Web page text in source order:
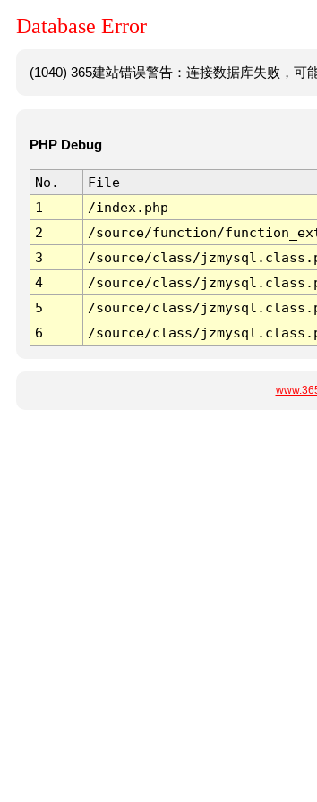
Database Error
(1040) 365建站错误警告：连接数据库失败，可
PHP Debug
No. File
1
/index.php
2
/source/function/
3
/source/class/
4
/source/class/
5
/source/class/
6
/source/class/